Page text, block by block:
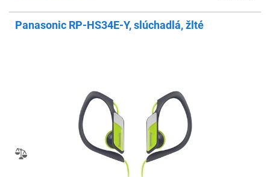
Panasonic RP-HS34E-Y, slúchadlá, žlté